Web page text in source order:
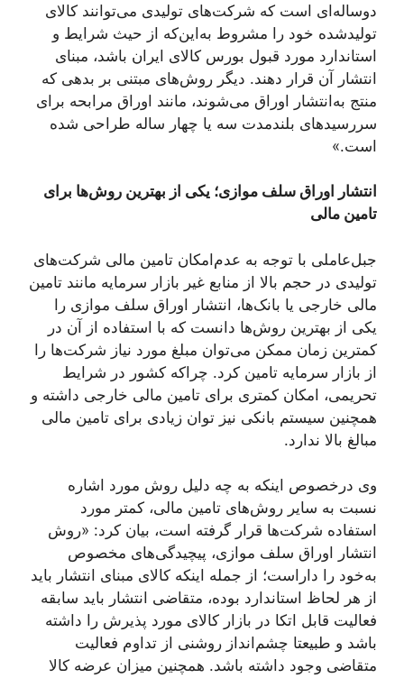
دوساله‌ای است که شرکت‌های تولیدی می‌توانند کالای
تولیدشده خود را مشروط به‌این‌که از حیث شرایط و
استاندارد مورد قبول بورس کالای ایران باشد، مبنای
انتشار آن قرار دهند. دیگر روش‌های مبتنی بر بدهی که
منتج به‌انتشار اوراق می‌شوند، مانند اوراق مرابحه برای
سررسیدهای بلندمدت سه یا چهار ساله طراحی شده
است.»
انتشار اوراق سلف موازی؛ یکی از بهترین روش‌ها برای
تامین مالی
جبل‌عاملی با توجه به عدم‌امکان تامین مالی شرکت‌های
تولیدی در حجم بالا از منابع غیر بازار سرمایه مانند تامین
مالی خارجی یا بانک‌ها، انتشار اوراق سلف موازی را
یکی از بهترین روش‌ها دانست که با استفاده از آن در
کمترین زمان ممکن می‌توان مبلغ مورد نیاز شرکت‌ها را
از بازار سرمایه تامین کرد. چراکه کشور در شرایط
تحریمی، امکان کمتری برای تامین مالی خارجی داشته و
همچنین سیستم بانکی نیز توان زیادی برای تامین مالی
مبالغ بالا ندارد.
وی درخصوص اینکه به چه دلیل روش مورد اشاره
نسبت به سایر روش‌های تامین مالی، کمتر مورد
استفاده شرکت‌ها قرار گرفته است، بیان کرد: «روش
انتشار اوراق سلف موازی، پیچیدگی‌های مخصوص
به‌خود را داراست؛ از جمله اینکه کالای مبنای انتشار باید
از هر لحاظ استاندارد بوده، متقاضی انتشار باید سابقه
فعالیت قابل اتکا در بازار کالای مورد پذیرش را داشته
باشد و طبیعتا چشم‌انداز روشنی از تداوم فعالیت
متقاضی وجود داشته باشد. همچنین میزان عرضه کالا